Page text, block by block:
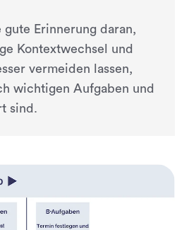
gute Erinnerung daran,
Kontextwechsel und
vermeiden lassen,
wichtigen Aufgaben und
sind.